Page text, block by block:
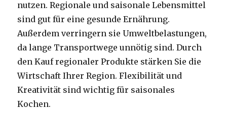
nutzen. Regionale und saisonale Lebensmittel
sind gut für eine gesunde Ernährung.
Außerdem verringern sie Umweltbelastungen,
da lange Transportwege unnötig sind. Durch
den Kauf regionaler Produkte stärken Sie die
Wirtschaft Ihrer Region. Flexibilität und
Kreativität sind wichtig für saisonales
Kochen.